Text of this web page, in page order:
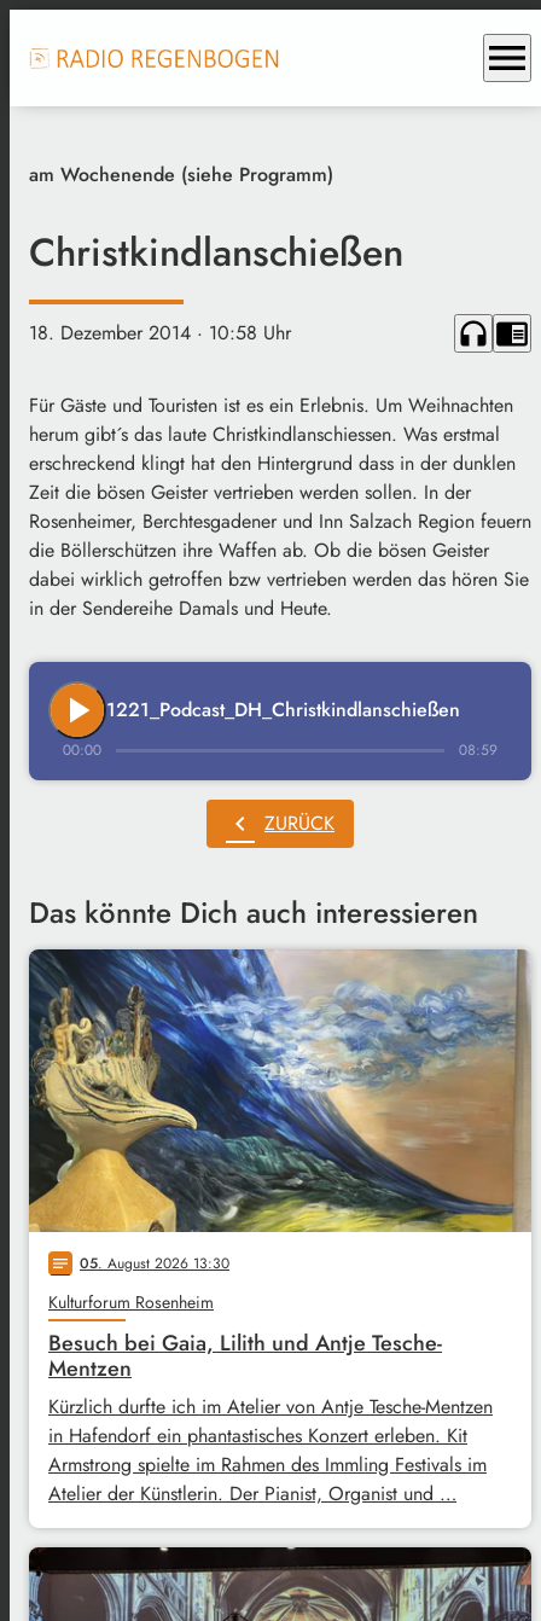
menu
am Wochenende (siehe Programm)
Christkindlanschießen
18. Dezember 2014 · 10:58 Uhr headphones chrome_reader_mode
Für Gäste und Touristen ist es ein Erlebnis. Um Weihnachten
herum gibt´s das laute Christkindlanschiessen. Was erstmal
erschreckend klingt hat den Hintergrund dass in der dunklen
Zeit die bösen Geister vertrieben werden sollen. In der
Rosenheimer, Berchtesgadener und Inn Salzach Region feuern
die Böllerschützen ihre Waffen ab. Ob die bösen Geister
dabei wirklich getroffen bzw vertrieben werden das hören Sie
in der Sendereihe Damals und Heute.
play_arrow 1221_Podcast_DH_Christkindlanschießen
00:00 08:59
chevron_left ZURÜCK
Das könnte Dich auch interessieren
notes 05. August 2026 13:30
Kulturforum Rosenheim
Besuch bei Gaia, Lilith und Antje Tesche-
Mentzen
Kürzlich durfte ich im Atelier von Antje Tesche-Mentzen
in Hafendorf ein phantastisches Konzert erleben. Kit
Armstrong spielte im Rahmen des Immling Festivals im
Atelier der Künstlerin. Der Pianist, Organist und …